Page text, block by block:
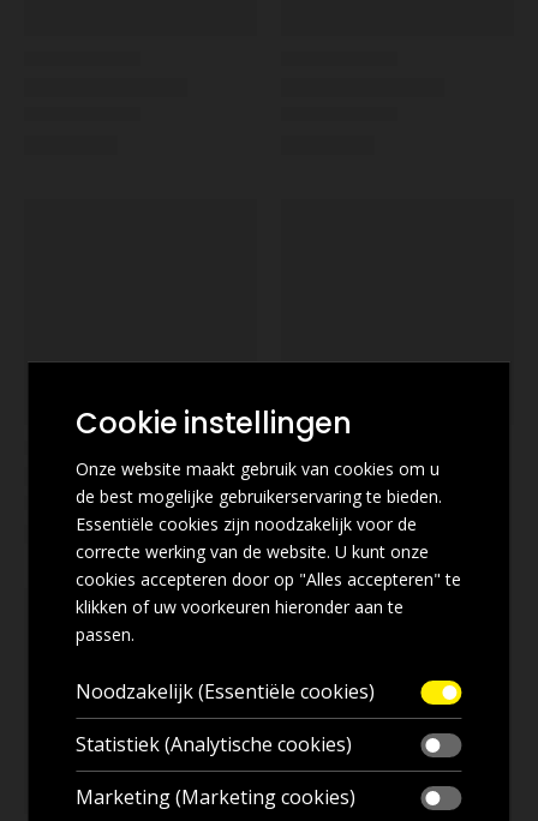
Cookie instellingen
Onze website maakt gebruik van cookies om u
de best mogelijke gebruikerservaring te bieden.
Essentiële cookies zijn noodzakelijk voor de
correcte werking van de website. U kunt onze
cookies accepteren door op "Alles accepteren" te
klikken of uw voorkeuren hieronder aan te
passen.
Noodzakelijk (Essentiële cookies)
Statistiek (Analytische cookies)
Marketing (Marketing cookies)